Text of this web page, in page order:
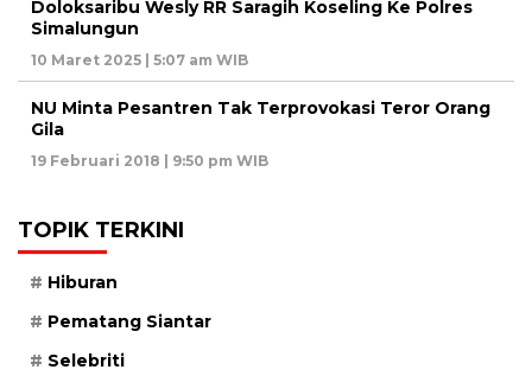
Doloksaribu Wesly RR Saragih Koseling Ke Polres
Simalungun
10 Maret 2025 | 5:07 am WIB
NU Minta Pesantren Tak Terprovokasi Teror Orang
Gila
19 Februari 2018 | 9:50 pm WIB
TOPIK TERKINI
Hiburan
Pematang Siantar
Selebriti